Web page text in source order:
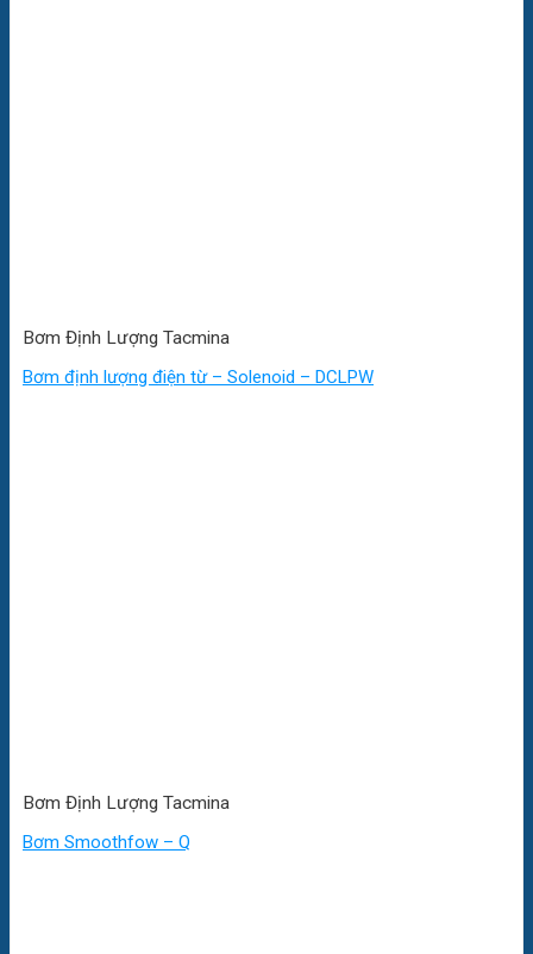
Bơm Định Lượng Tacmina
Bơm định lượng điện từ – Solenoid – DCLPW
Bơm Định Lượng Tacmina
Bơm Smoothfow – Q